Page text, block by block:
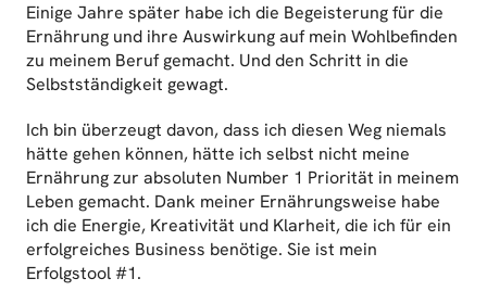
Einige Jahre später habe ich die Begeisterung für die
Ernährung und ihre Auswirkung auf mein Wohlbefinden
zu meinem Beruf gemacht. Und den Schritt in die
Selbstständigkeit gewagt.
Ich bin überzeugt davon, dass ich diesen Weg niemals
hätte gehen können, hätte ich selbst nicht meine
Ernährung zur absoluten Number 1 Priorität in meinem
Leben gemacht. Dank meiner Ernährungsweise habe
ich die Energie, Kreativität und Klarheit, die ich für ein
erfolgreiches Business benötige. Sie ist mein
Erfolgstool #1.